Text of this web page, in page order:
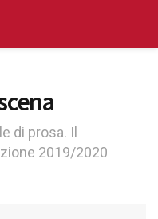
di prosa. Il
2019/2020